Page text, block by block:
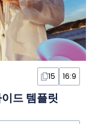
15 16:9
드 템플릿